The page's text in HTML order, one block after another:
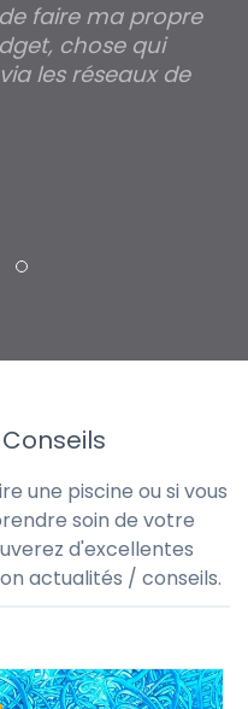
faire ma propre
chose qui
les réseaux de
une piscine ou si vous
soin de votre
d'excellentes
actualités / conseils.